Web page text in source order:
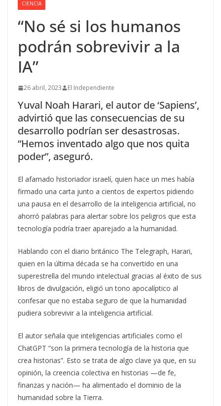
CIENCIA
“No sé si los humanos
podrán sobrevivir a la
IA”
26 abril, 2023 El Independiente
Yuval Noah Harari, el autor de ‘Sapiens’,
advirtió que las consecuencias de su
desarrollo podrían ser desastrosas.
“Hemos inventado algo que nos quita
poder”, aseguró.
El afamado historiador israelí, quien hace un mes había
firmado una carta junto a cientos de expertos pidiendo
una pausa en el desarrollo de la inteligencia artificial, no
ahorró palabras para alertar sobre los peligros que esta
tecnología podría traer aparejado a la humanidad.
Hablando con el diario británico The Telegraph, Harari,
quien en la última década se ha convertido en una
superestrella del mundo intelectual gracias al éxito de sus
libros de divulgación, eligió un tono apocalíptico al
confesar que no estaba seguro de que la humanidad
pudiera sobrevivir a la inteligencia artificial.
El autor señala que inteligencias artificiales como el
ChatGPT “son la primera tecnología de la historia que
crea historias”. Esto se trata de algo clave ya que, en su
opinión, la creencia colectiva en historias —de fe,
finanzas y nación— ha alimentado el dominio de la
humanidad sobre la Tierra.